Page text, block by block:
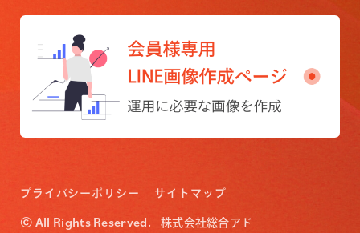
プライバシーポリシー サイトマップ
© All Rights Reserved. 株式会社総合アド